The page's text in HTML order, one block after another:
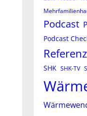
Podcast
Podcast
SHK SHK-TV